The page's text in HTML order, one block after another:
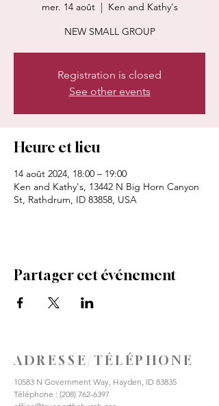
mer. 14 août
  |
Ken and Kathy's
NEW SMALL GROUP
Registration is closed
See other events
Heure et lieu
14 août 2024, 18:00 – 19:00
Ken and Kathy's, 13442 N Big Horn Canyon
St, Rathdrum, ID 83858, USA
Partager cet événement
ADRESSE/TÉLÉPHONE
10583 N Government Way, Hayden, ID 83835
Téléphone : (208) 762-6397